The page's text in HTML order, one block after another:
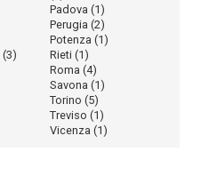
Padova (1)
Perugia (2)
Potenza (1)
(3) Rieti (1)
Roma (4)
Savona (1)
Torino (5)
Treviso (1)
Vicenza (1)